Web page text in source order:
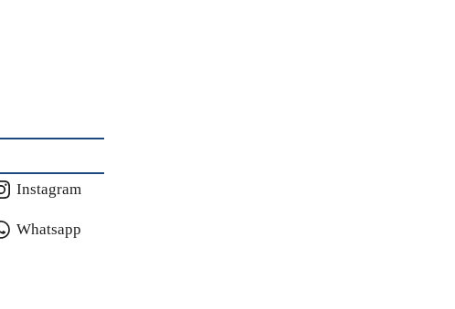
Instagram
Whatsapp